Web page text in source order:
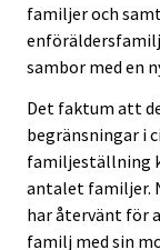
familjer och
sambor med en
Det faktum att
begränsningar i
familjeställning
antalet familjer.
har återvänt för
familj med sin